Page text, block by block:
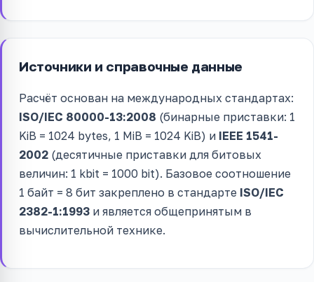
Источники и справочные данные
Расчёт основан на международных стандартах:
ISO/IEC 80000-13:2008 (бинарные приставки: 1
KiB = 1024 bytes, 1 MiB = 1024 KiB) и IEEE 1541-
2002 (десятичные приставки для битовых
величин: 1 kbit = 1000 bit). Базовое соотношение
1 байт = 8 бит закреплено в стандарте ISO/IEC
2382-1:1993 и является общепринятым в
вычислительной технике.